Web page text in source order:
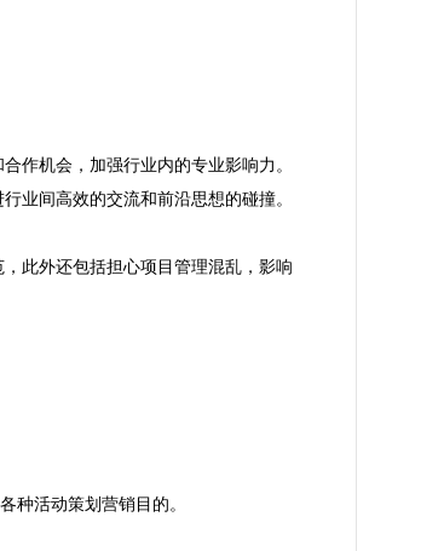
作机会，加强行业内的专业影响力。
业间高效的交流和前沿思想的碰撞。
此外还包括担心项目管理混乱，影响
种活动策划营销目的。